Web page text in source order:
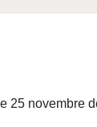
25 novembre